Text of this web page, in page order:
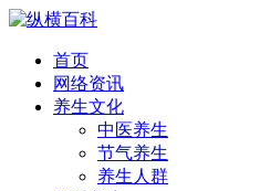
首页
网络资讯
养生文化
中医养生
节气养生
养生人群